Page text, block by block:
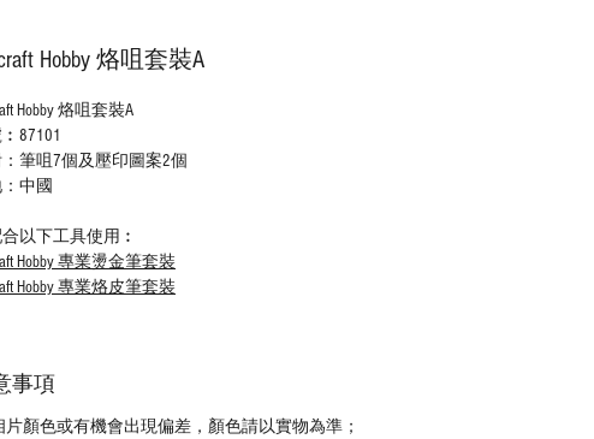
Hobby 烙咀套裝A
Hobby 烙咀套裝A
筆咀7個及壓印圖案2個
中國
以下工具使用︰
Hobby 專業燙金筆套裝
Hobby 專業烙皮筆套裝
事項
片顏色或有機會出現偏差，顏色請以實物為準；